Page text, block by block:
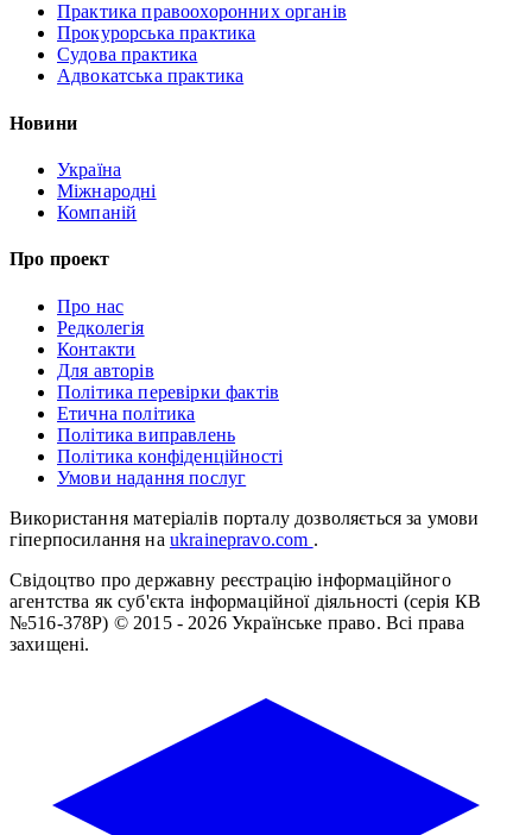
Практика правоохоронних органів
Прокурорська практика
Судова практика
Адвокатська практика
Новини
Україна
Міжнародні
Компаній
Про проект
Про нас
Редколегія
Контакти
Для авторів
Політика перевірки фактів
Етична політика
Політика виправлень
Політика конфіденційності
Умови надання послуг
Використання матеріалів порталу дозволяється за умови
гіперпосилання на ukrainepravo.com .
Свідоцтво про державну реєстрацію інформаційного
агентства як суб'єкта інформаційної діяльності (серія КВ
№516-378Р) © 2015 - 2026 Українське право. Всі права
захищені.